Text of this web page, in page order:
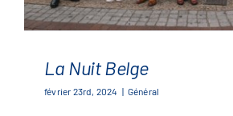
La Nuit Belge
février 23rd, 2024 | Général